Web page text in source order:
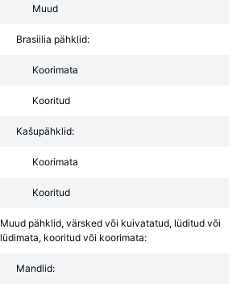
Muud
Brasiilia pähklid:
Koorimata
Kooritud
Kašupähklid:
Koorimata
Kooritud
Muud pähklid, värsked või kuivatatud, lüditud või
lüdimata, kooritud või koorimata:
Mandlid: